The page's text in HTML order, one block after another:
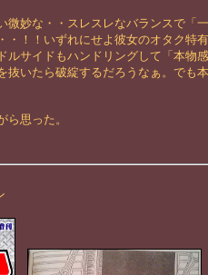
微妙な・・スレスレなバランスで「
・！！いずれにせよ彼女のオタク特
ルサイドもハンドリングして「本物
抜いたら破綻するだろうなぁ。でも
ら思った。